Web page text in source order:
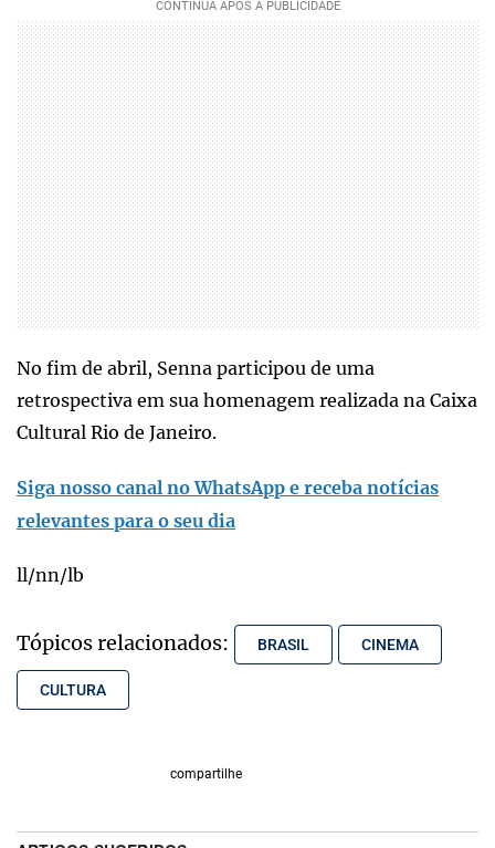
No fim de abril, Senna participou de uma
retrospectiva em sua homenagem realizada na Caixa
Cultural Rio de Janeiro.
Siga nosso canal no WhatsApp e receba notícias
relevantes para o seu dia
ll/nn/lb
Tópicos relacionados: BRASIL CINEMA
CULTURA
compartilhe